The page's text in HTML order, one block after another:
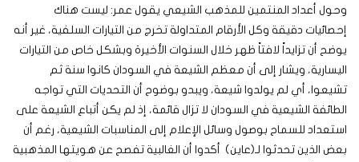
وحول أعداد المنتمين للمذهب الشيعي يقول عمر: ليست هناك
إحصائيات دقيقة وكل الأرقام المتداولة تخرج من التيارات السلفية، غير أنه
يوضح أن تزايداً لافتاً ظهر خلال السنوات الأخيرة وبشكل خاص من التيارات
اليسارية، ويشار إلى أن معظم الشيعة في السودان كانوا سنة ثم
تشيعوا، أي لم يولدوا شيعة، ويبدو بوضوح أن التحديات التي تواجه
الطائفة الشيعية في السودان لا تزال قائمة، إذ لم يكن أتباع الشيعة على
استعداد للسماح بوصول وسائل الإعلام إلى المناسبات الشيعية، رغم أن
بعض الذين تحدثوا لـ(عاين) أكدوا أن الغالبية تفصح عن هويتها المذهبية